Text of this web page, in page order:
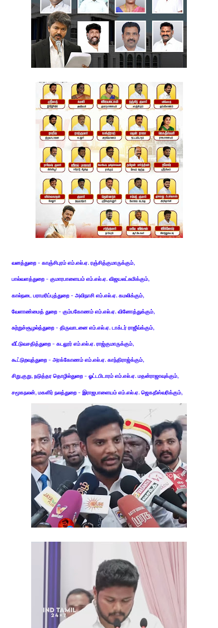
வனத்துறை - காஞ்சிபுரம் எம்.எல்.ஏ. ரஞ்சித்குமாருக்கும்,
பால்வளத்துறை - குமாரபாளையம் எம்.எல்.ஏ. விஜயலட்சுமிக்கும்,
கால்நடை பராமரிப்புத்துறை - அவிநாசி எம்.எல்.ஏ. கமலிக்கும்,
வேளாண்மைத் துறை - கும்பகோணம் எம்.எல்.ஏ. வினோத்துக்கும்,
சுற்றுச்சூழல்த்துறை - திருவாடனை எம்.எல்.ஏ. டாக்டர் ராஜீவ்க்கும்,
வீட்டுவசதித்துறை - கடலூர் எம்.எல்.ஏ. ராஜ்குமாருக்கும்,
கூட்டுறவுத்துறை - அரக்கோணம் எம்.எல்.ஏ. காந்திராஜ்க்கும்,
சிறு,குறு, நடுத்தர தொழில்துறை - ஓட்டபிடாரம் எம்.எல்.ஏ. மதன்ராஜாவுக்கும்,
சமூகநலன், மகளிர் நலத்துறை - இராஜபாளையம் எம்.எல்.ஏ. ஜெகதீஸ்வரிக்கும்,